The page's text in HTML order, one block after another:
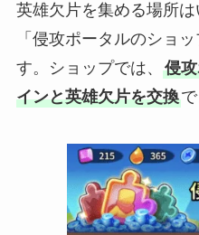
英雄欠片を集める場所は
「侵攻ポータルのショ
す。ショップでは、 侵
インと英雄欠片を交換で